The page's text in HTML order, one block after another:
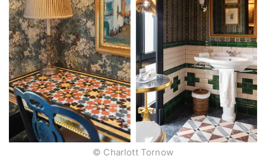
© Charlott Tornow